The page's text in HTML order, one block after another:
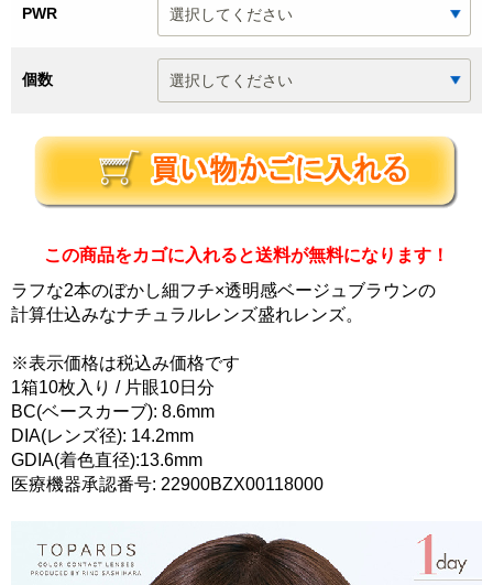
PWR
個数
この商品をカゴに入れると送料が無料になります！
ラフな2本のぼかし細フチ×透明感ベージュブラウンの
計算仕込みなナチュラルレンズ盛れレンズ。
※表示価格は税込み価格です
1箱10枚入り / 片眼10日分
BC(ベースカーブ): 8.6mm
DIA(レンズ径): 14.2mm
GDIA(着色直径):13.6mm
医療機器承認番号: 22900BZX00118000